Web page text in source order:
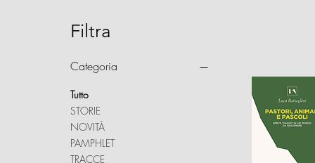
Filtra
Categoria
Tutto
STORIE
NOVITÀ
PAMPHLET
TRACCE